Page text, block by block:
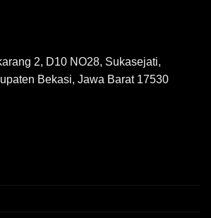
2, D10 NO28, Sukasejati,
Bekasi, Jawa Barat 17530